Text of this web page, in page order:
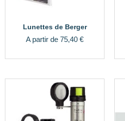
Lunettes de Berger
A partir de 75,40 €